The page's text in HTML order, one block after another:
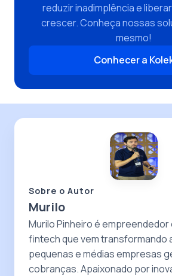
reduzir inadimplência e
crescer. Conheça nossas
mesmo!
Conhecer a
Sobre o Autor
Murilo
Murilo Pinheiro é empreendedor
fintech que vem transformando
pequenas e médias empresas
cobranças. Apaixonado por